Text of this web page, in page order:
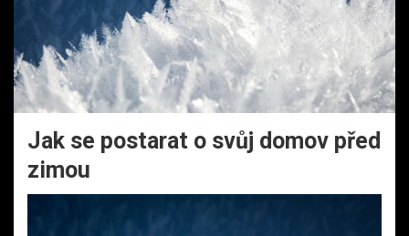
Jak se postarat o svůj domov před
zimou